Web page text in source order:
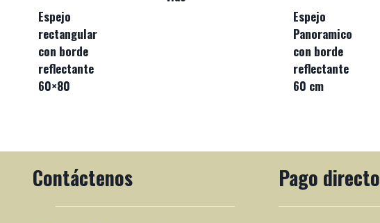
Espejo
rectangular
con borde
reflectante
60×80
Espejo
Panoramico
con borde
reflectante
60 cm
Contáctenos Pago directo